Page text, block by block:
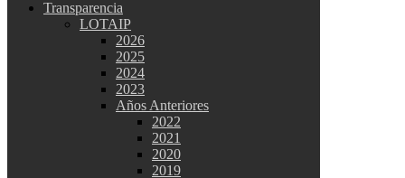
Transparencia
LOTAIP
2026
2025
2024
2023
Años Anteriores
2022
2021
2020
2019